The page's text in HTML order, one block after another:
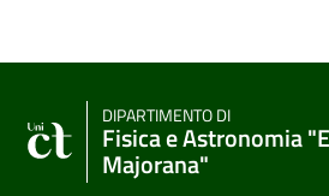
DIPARTIMENTO DI
Fisica e Astronomia
Majorana"